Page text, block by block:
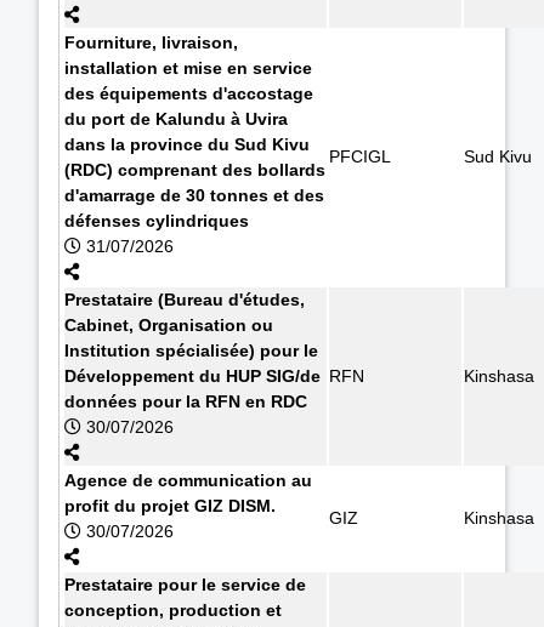
Fourniture, livraison,
installation et mise en service
des équipements d'accostage
du port de Kalundu à Uvira
dans la province du Sud Kivu
(RDC) comprenant des bollards
d'amarrage de 30 tonnes et des
défenses cylindriques
31/07/2026
PFCIGL Sud Kivu
Prestataire (Bureau d'études,
Cabinet, Organisation ou
Institution spécialisée) pour le
Développement du HUP SIG/de
données pour la RFN en RDC
30/07/2026
RFN Kinshasa
Agence de communication au
profit du projet GIZ DISM.
30/07/2026
GIZ Kinshasa
Prestataire pour le service de
conception, production et